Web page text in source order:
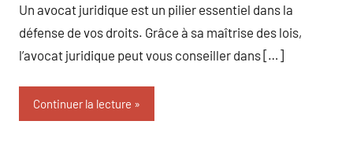
Un avocat juridique est un pilier essentiel dans la
défense de vos droits. Grâce à sa maîtrise des lois,
l’avocat juridique peut vous conseiller dans […]
Continuer la lecture